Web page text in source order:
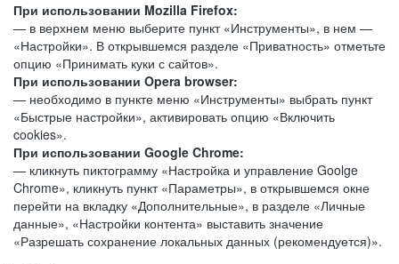
При использовании Mozilla Firefox:
— в верхнем меню выберите пункт «Инструменты», в нем —
«Настройки». В открывшемся разделе «Приватность» отметьте
опцию «Принимать куки с сайтов».
При использовании Opera browser:
— необходимо в пункте меню «Инструменты» выбрать пункт
«Быстрые настройки», активировать опцию «Включить
cookies».
При использовании Google Chrome:
— кликнуть пиктограмму «Настройка и управление Goolge
Chrome», кликнуть пункт «Параметры», в открывшемся окне
перейти на вкладку «Дополнительные», в разделе «Личные
данные», «Настройки контента» выставить значение
«Разрешать сохранение локальных данных (рекомендуется)».